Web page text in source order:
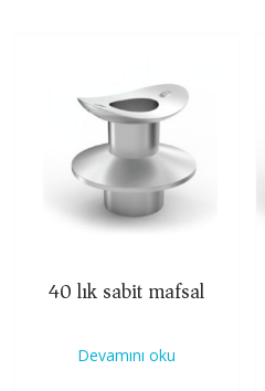
40 lık sabit mafsal
Devamını oku